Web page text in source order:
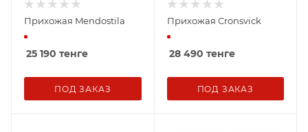
Прихожая Mendostila
25 190 тенге
ПОД ЗАКАЗ
Прихожая Cronsvick
28 490 тенге
ПОД ЗАКАЗ